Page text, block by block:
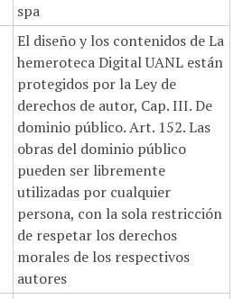
spa
El diseño y los contenidos de La
hemeroteca Digital UANL están
protegidos por la Ley de
derechos de autor, Cap. III. De
dominio público. Art. 152. Las
obras del dominio público
pueden ser libremente
utilizadas por cualquier
persona, con la sola restricción
de respetar los derechos
morales de los respectivos
autores